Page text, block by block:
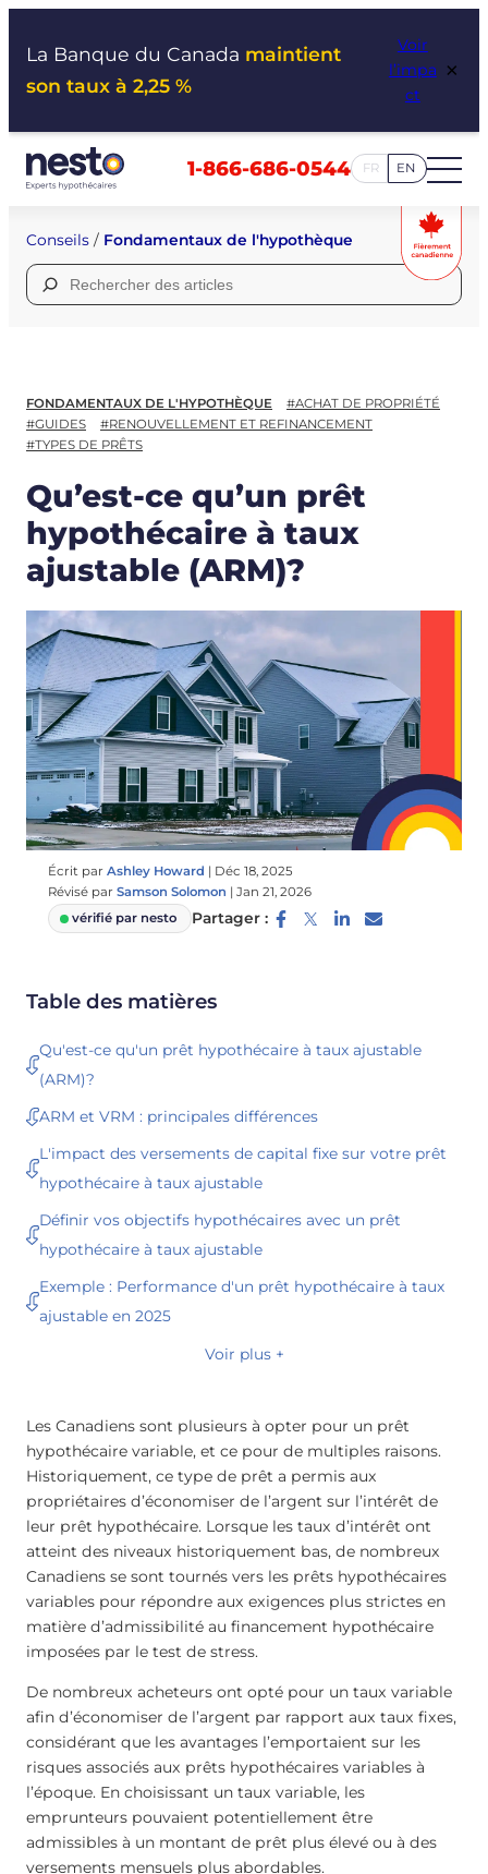
La Banque du Canada maintient
son taux à 2,25 %
Voir
l’impa
ct
×
1-866-686-0544 FR EN
Conseils / Fondamentaux de l'hypothèque
Rechercher :
FONDAMENTAUX DE L'HYPOTHÈQUE
#ACHAT DE PROPRIÉTÉ
#GUIDES
#RENOUVELLEMENT ET REFINANCEMENT
#TYPES DE PRÊTS
Qu’est-ce qu’un prêt
hypothécaire à taux
ajustable (ARM)?
Écrit par Ashley Howard | Déc 18, 2025
Révisé par Samson Solomon | Jan 21, 2026
vérifié par nesto
Partager :
Table des matières
Qu'est-ce qu'un prêt hypothécaire à taux ajustable
(ARM)?
ARM et VRM : principales différences
L'impact des versements de capital fixe sur votre prêt
hypothécaire à taux ajustable
Définir vos objectifs hypothécaires avec un prêt
hypothécaire à taux ajustable
Exemple : Performance d'un prêt hypothécaire à taux
ajustable en 2025
Voir plus +
Les Canadiens sont plusieurs à opter pour un prêt
hypothécaire variable, et ce pour de multiples raisons.
Historiquement, ce type de prêt a permis aux
propriétaires d’économiser de l’argent sur l’intérêt de
leur prêt hypothécaire. Lorsque les taux d’intérêt ont
atteint des niveaux historiquement bas, de nombreux
Canadiens se sont tournés vers les prêts hypothécaires
variables pour répondre aux exigences plus strictes en
matière d’admissibilité au financement hypothécaire
imposées par le test de stress.
De nombreux acheteurs ont opté pour un taux variable
afin d’économiser de l’argent par rapport aux taux fixes,
considérant que les avantages l’emportaient sur les
risques associés aux prêts hypothécaires variables à
l’époque. En choisissant un taux variable, les
emprunteurs pouvaient potentiellement être
admissibles à un montant de prêt plus élevé ou à des
versements mensuels plus abordables.